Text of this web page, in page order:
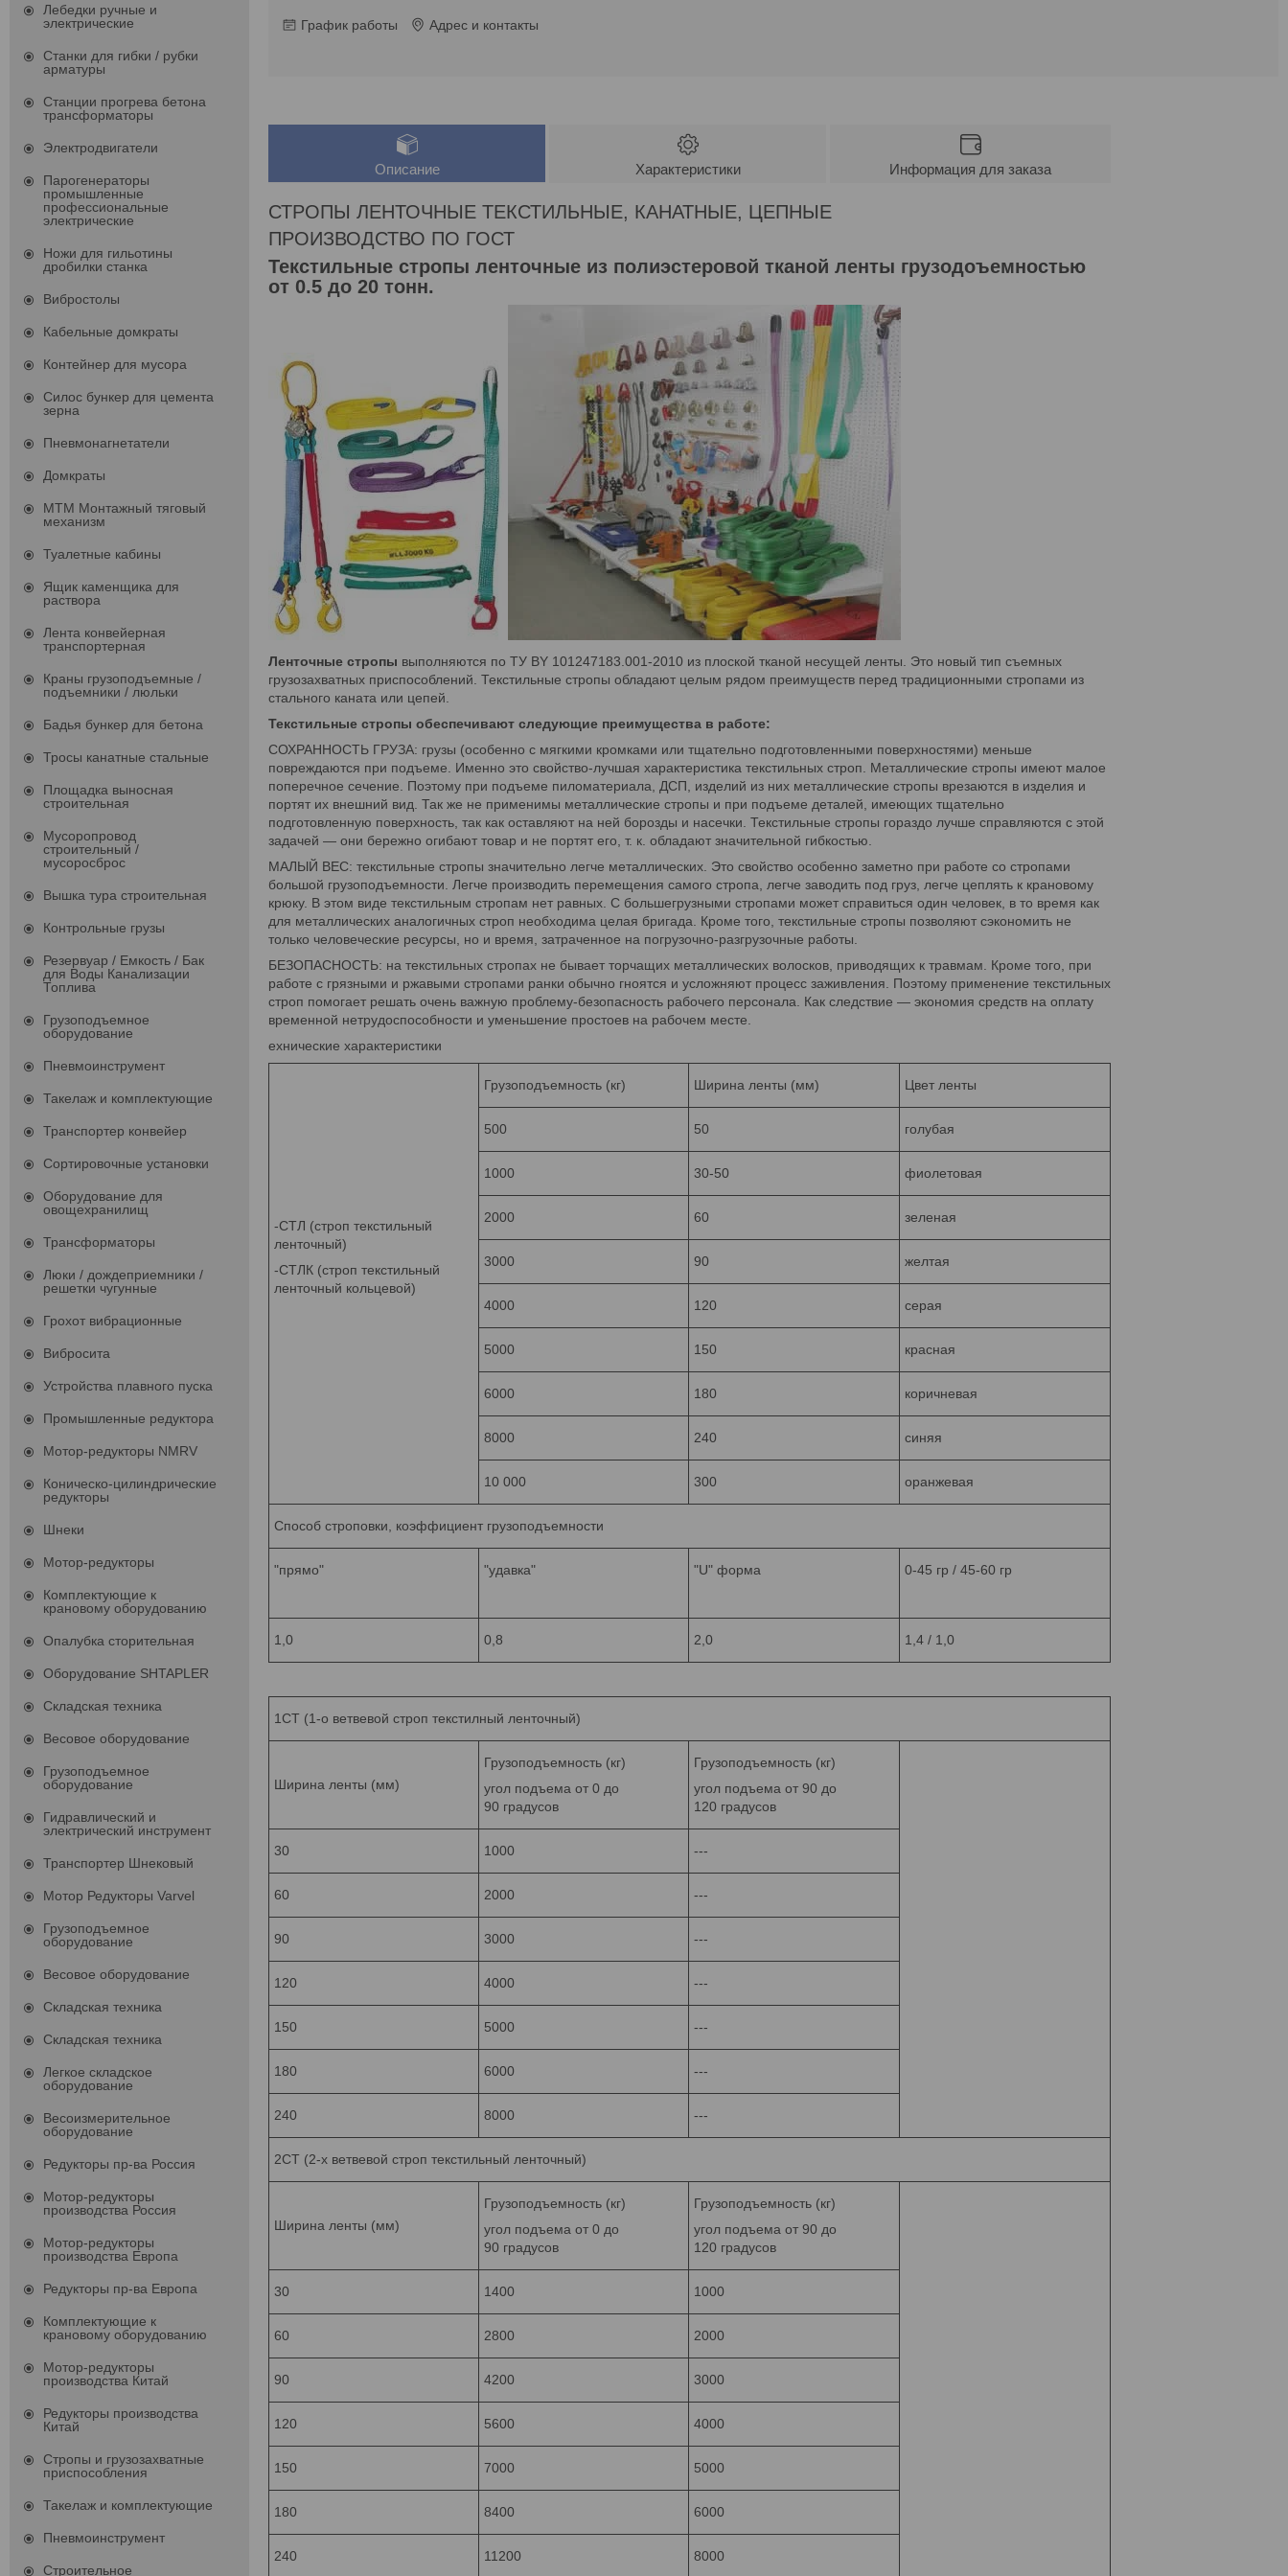
График работы Адрес и контакты
Описание Характеристики Информация для заказа
СТРОПЫ ЛЕНТОЧНЫЕ ТЕКСТИЛЬНЫЕ, КАНАТНЫЕ, ЦЕПНЫЕ
ПРОИЗВОДСТВО ПО ГОСТ
Текстильные стропы ленточные из полиэстеровой тканой ленты грузодоъемностью
от 0.5 до 20 тонн.
Ленточные стропы выполняются по ТУ BY 101247183.001-2010 из плоской тканой несущей ленты. Это новый тип съемных
грузозахватных приспособлений. Текстильные стропы обладают целым рядом преимуществ перед традиционными стропами из
стального каната или цепей.
Текстильные стропы обеспечивают следующие преимущества в работе:
СОХРАННОСТЬ ГРУЗА: грузы (особенно с мягкими кромками или тщательно подготовленными поверхностями) меньше
повреждаются при подъеме. Именно это свойство-лучшая характеристика текстильных строп. Металлические стропы имеют малое
поперечное сечение. Поэтому при подъеме пиломатериала, ДСП, изделий из них металлические стропы врезаются в изделия и
портят их внешний вид. Так же не применимы металлические стропы и при подъеме деталей, имеющих тщательно
подготовленную поверхность, так как оставляют на ней борозды и насечки. Текстильные стропы гораздо лучше справляются с этой
задачей — они бережно огибают товар и не портят его, т. к. обладают значительной гибкостью.
МАЛЫЙ ВЕС: текстильные стропы значительно легче металлических. Это свойство особенно заметно при работе со стропами
большой грузоподъемности. Легче производить перемещения самого стропа, легче заводить под груз, легче цеплять к крановому
крюку. В этом виде текстильным стропам нет равных. С большегрузными стропами может справиться один человек, в то время как
для металлических аналогичных строп необходима целая бригада. Кроме того, текстильные стропы позволяют сэкономить не
только человеческие ресурсы, но и время, затраченное на погрузочно-разгрузочные работы.
БЕЗОПАСНОСТЬ: на текстильных стропах не бывает торчащих металлических волосков, приводящих к травмам. Кроме того, при
работе с грязными и ржавыми стропами ранки обычно гноятся и усложняют процесс заживления. Поэтому применение текстильных
строп помогает решать очень важную проблему-безопасность рабочего персонала. Как следствие — экономия средств на оплату
временной нетрудоспособности и уменьшение простоев на рабочем месте.
ехнические характеристики
-СТЛ (строп текстильный
ленточный)
-СТЛК (строп текстильный
ленточный кольцевой)
Грузоподъемность (кг) Ширина ленты (мм) Цвет ленты
500 50 голубая
1000 30-50 фиолетовая
2000 60 зеленая
3000 90 желтая
4000 120 серая
5000 150 красная
6000 180 коричневая
8000 240 синяя
10 000 300 оранжевая
Способ строповки, коэффициент грузоподъемности
"прямо" "удавка" "U" форма 0-45 гр / 45-60 гр
1,0 0,8 2,0 1,4 / 1,0
1СТ (1-о ветвевой строп текстилный ленточный)
Ширина ленты (мм)
Грузоподъемность (кг)
угол подъема от 0 до
90 градусов
Грузоподъемность (кг)
угол подъема от 90 до
120 градусов
30 1000 ---
60 2000 ---
90 3000 ---
120 4000 ---
150 5000 ---
180 6000 ---
240 8000 ---
2СТ (2-х ветвевой строп текстильный ленточный)
Ширина ленты (мм)
Грузоподъемность (кг)
угол подъема от 0 до
90 градусов
Грузоподъемность (кг)
угол подъема от 90 до
120 градусов
30 1400 1000
60 2800 2000
90 4200 3000
120 5600 4000
150 7000 5000
180 8400 6000
240 11200 8000
Лебедки ручные и
электрические
Станки для гибки / рубки
арматуры
Станции прогрева бетона
трансформаторы
Электродвигатели
Парогенераторы
промышленные
профессиональные
электрические
Ножи для гильотины
дробилки станка
Вибростолы
Кабельные домкраты
Контейнер для мусора
Силос бункер для цемента
зерна
Пневмонагнетатели
Домкраты
МТМ Монтажный тяговый
механизм
Туалетные кабины
Ящик каменщика для
раствора
Лента конвейерная
транспортерная
Краны грузоподъемные /
подъемники / люльки
Бадья бункер для бетона
Тросы канатные стальные
Площадка выносная
строительная
Мусоропровод
строительный /
мусоросброс
Вышка тура строительная
Контрольные грузы
Резервуар / Емкость / Бак
для Воды Канализации
Топлива
Грузоподъемное
оборудование
Пневмоинструмент
Такелаж и комплектующие
Транспортер конвейер
Сортировочные установки
Оборудование для
овощехранилищ
Трансформаторы
Люки / дождеприемники /
решетки чугунные
Грохот вибрационные
Вибросита
Устройства плавного пуска
Промышленные редуктора
Мотор-редукторы NMRV
Коническо-цилиндрические
редукторы
Шнеки
Мотор-редукторы
Комплектующие к
крановому оборудованию
Опалубка сторительная
Оборудование SHTAPLER
Складская техника
Весовое оборудование
Грузоподъемное
оборудование
Гидравлический и
электрический инструмент
Транспортер Шнековый
Мотор Редукторы Varvel
Грузоподъемное
оборудование
Весовое оборудование
Складская техника
Складская техника
Легкое складское
оборудование
Весоизмерительное
оборудование
Редукторы пр-ва Россия
Мотор-редукторы
производства Россия
Мотор-редукторы
производства Европа
Редукторы пр-ва Европа
Комплектующие к
крановому оборудованию
Мотор-редукторы
производства Китай
Редукторы производства
Китай
Стропы и грузозахватные
приспособления
Такелаж и комплектующие
Пневмоинструмент
Строительное